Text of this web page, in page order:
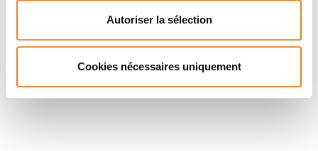
Autoriser la sélection
Cookies nécessaires uniquement
EVELYNE